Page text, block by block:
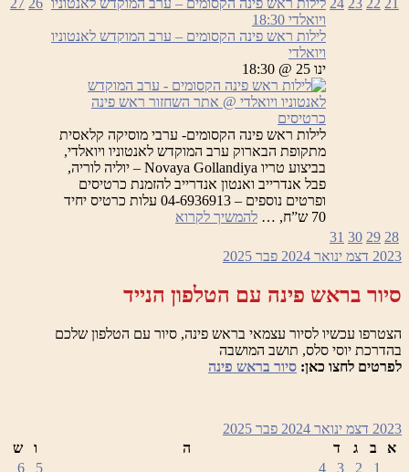
21
22
23
24
פינה
הקסומים
לילות ראש פינה הקסומים – ערב המוקדש לאנטוניו
ויואלדי 18:30
לילות ראש פינה הקסומים – ערב המוקדש לאנטוניו
ויואלדי
ינו 25 @ 18:30
כרטיסים
לילות ראש פינה הקסומים- ערבי מוסיקה קלאסית
מתקופת הבארוק ערב המוקדש לאנטוניו ויואלדי,
בביצוע טריו Novaya Gollandiya – יוליה לוריה,
פבל אנדרייב ואנטון אנדרייב להזמנת כרטיסים
ופרטים נוספים – 04-6936913 עלות כרטיס יחיד
70 ש”ח, …
להמשיך לקרוא
ערב
לאנטוניו
26
27
28
29
30
31
2023 דצמ ינואר 2024 פבר 2025
סיור בראש פינה עם הטלפון הנייד
הצטרפו עכשיו לסיור עצמאי בראש פינה, סיור עם הטלפון שלכם
בהדרכת יוסי סלס, תושב המושבה
לפרטים לחצו כאן: סיור בראש פינה
2023 דצמ ינואר 2024 פבר 2025
א
ב ג ד ה ו
ש
1
2
3
4
5
6